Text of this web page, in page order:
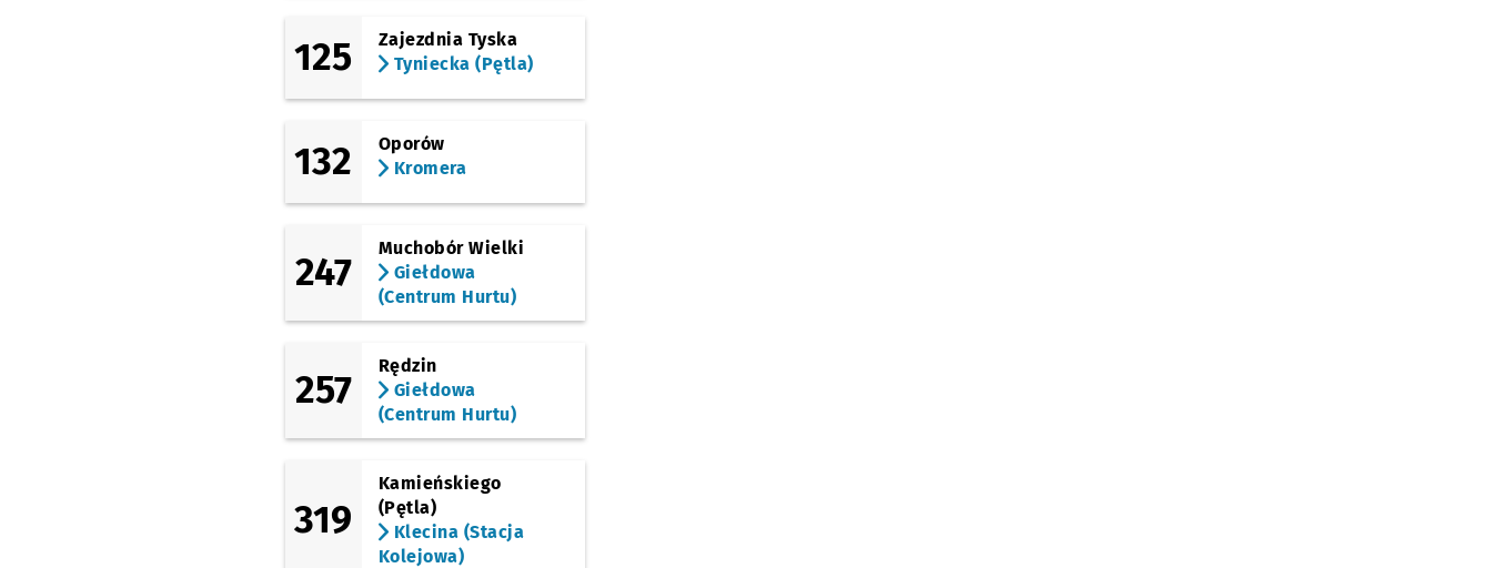
125
Zajezdnia Tyska
Tyniecka (Pętla)
132
Oporów
Kromera
247
Muchobór Wielki
Giełdowa
(Centrum Hurtu)
257
Rędzin
Giełdowa
(Centrum Hurtu)
319
Kamieńskiego
(Pętla)
Klecina (Stacja
Kolejowa)